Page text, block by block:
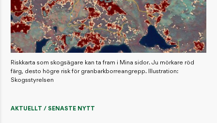
Riskkarta som skogsägare kan ta fram i Mina sidor. Ju mörkare röd
färg, desto högre risk för granbarkborreangrepp. Illustration:
Skogsstyrelsen
AKTUELLT / SENASTE NYTT